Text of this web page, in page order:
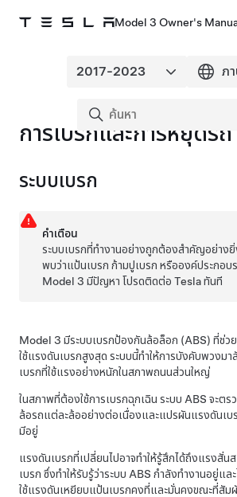
Model 3 Owner's
การเบรกและการหยุดรถ
ระบบเบรก
คำเตือน
ระบบเบรกที่ทำงานอย่างถูกต้องสำคัญอย่าง
พบว่าแป้นเบรก ก้ามปูเบรก หรือองค์ประกอบ
Model 3 มีปัญหา โปรดติดต่อ Tesla ทันที
Model 3 มีระบบเบรกป้องกันล้อล็อก (ABS) ที่ช่ว
ใช้แรงดันเบรกสูงสุด ระบบนี้ทำให้การบังคับพวงมา
เบรกที่ใช้แรงอย่างหนักในสภาพถนนส่วนใหญ่
ในสภาพที่ต้องใช้การเบรกฉุกเฉิน ระบบ ABS จะตร
ล้อรถแต่ละล้ออย่างต่อเนื่องและแปรผันแรงดันเบ
มีอยู่
แรงดันเบรกที่เปลี่ยนไปอาจทำให้รู้สึกได้ถึงแรงสั่น
เบรก ซึ่งทำให้รับรู้ว่าระบบ ABS กำลังทำงานอยู่แล
ใช้แรงดันเหยียบแป้นเบรกคงที่และมั่นคงขณะที่สัม